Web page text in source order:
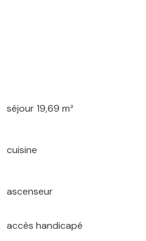
séjour 19,69 m²
cuisine
ascenseur
accès handicapé